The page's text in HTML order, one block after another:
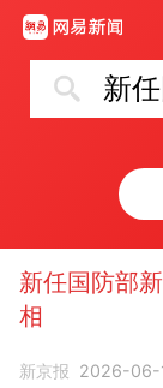
新任国防部
相
新京报 2026-06-